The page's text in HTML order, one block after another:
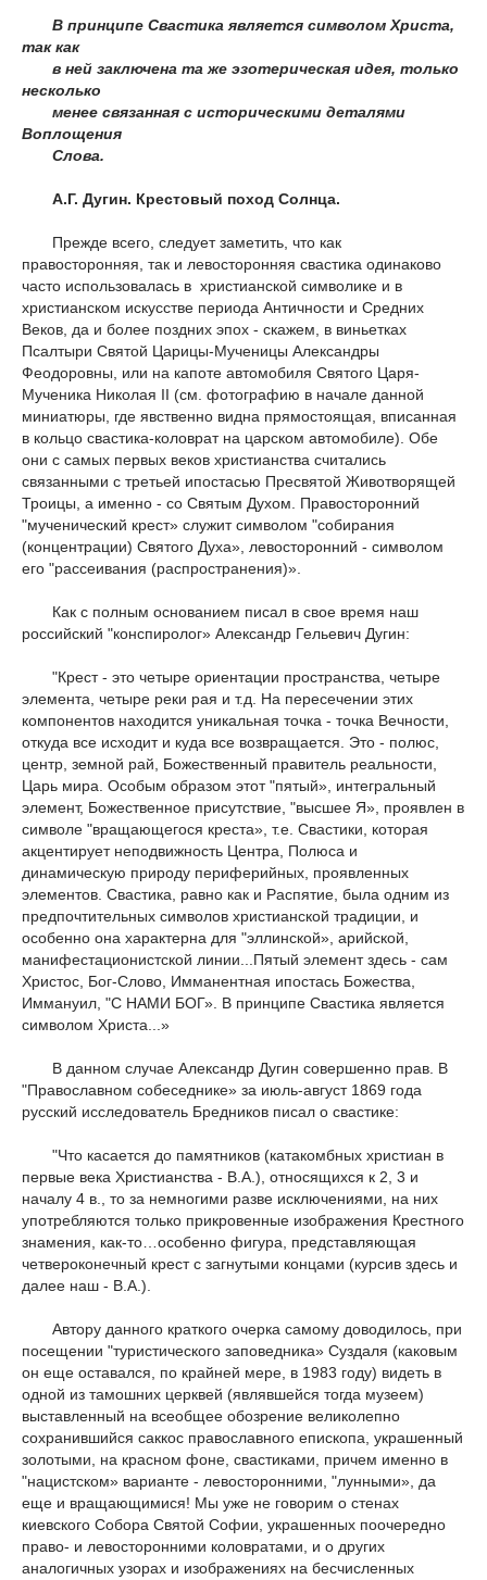
В принципе Свастика является символом Христа,
так как
в ней заключена та же эзотерическая идея, только
несколько
менее связанная с историческими деталями
Воплощения
Слова.
А.Г. Дугин. Крестовый поход Солнца.
Прежде всего, следует заметить, что как
правосторонняя, так и левосторонняя свастика одинаково
часто использовалась в христианской символике и в
христианском искусстве периода Античности и Средних
Веков, да и более поздних эпох - скажем, в виньетках
Псалтыри Святой Царицы-Мученицы Александры
Феодоровны, или на капоте автомобиля Святого Царя-
Мученика Николая II (см. фотографию в начале данной
миниатюры, где явственно видна прямостоящая, вписанная
в кольцо свастика-коловрат на царском автомобиле). Обе
они с самых первых веков христианства считались
связанными с третьей ипостасью Пресвятой Животворящей
Троицы, а именно - со Святым Духом. Правосторонний
"мученический крест» служит символом "собирания
(концентрации) Святого Духа», левосторонний - символом
его "рассеивания (распространения)».
Как с полным основанием писал в свое время наш
российский "конспиролог» Александр Гельевич Дугин:
"Крест - это четыре ориентации пространства, четыре
элемента, четыре реки рая и т.д. На пересечении этих
компонентов находится уникальная точка - точка Вечности,
откуда все исходит и куда все возвращается. Это - полюс,
центр, земной рай, Божественный правитель реальности,
Царь мира. Особым образом этот "пятый», интегральный
элемент, Божественное присутствие, "высшее Я», проявлен в
символе "вращающегося креста», т.е. Свастики, которая
акцентирует неподвижность Центра, Полюса и
динамическую природу периферийных, проявленных
элементов. Свастика, равно как и Распятие, была одним из
предпочтительных символов христианской традиции, и
особенно она характерна для "эллинской», арийской,
манифестационистской линии...Пятый элемент здесь - сам
Христос, Бог-Слово, Имманентная ипостась Божества,
Иммануил, "С НАМИ БОГ». В принципе Свастика является
символом Христа...»
В данном случае Александр Дугин совершенно прав. В
"Православном собеседнике» за июль-август 1869 года
русский исследователь Бредников писал о свастике:
"Что касается до памятников (катакомбных христиан в
первые века Христианства - В.А.), относящихся к 2, 3 и
началу 4 в., то за немногими разве исключениями, на них
употребляются только прикровенные изображения Крестного
знамения, как-то…особенно фигура, представляющая
четвероконечный крест с загнутыми концами (курсив здесь и
далее наш - В.А.).
Автору данного краткого очерка самому доводилось, при
посещении "туристического заповедника» Суздаля (каковым
он еще оставался, по крайней мере, в 1983 году) видеть в
одной из тамошних церквей (являвшейся тогда музеем)
выставленный на всеобщее обозрение великолепно
сохранившийся саккос православного епископа, украшенный
золотыми, на красном фоне, свастиками, причем именно в
"нацистском» варианте - левосторонними, "лунными», да
еще и вращающимися! Мы уже не говорим о стенах
киевского Собора Святой Софии, украшенных поочередно
право- и левосторонними коловратами, и о других
аналогичных узорах и изображениях на бесчисленных